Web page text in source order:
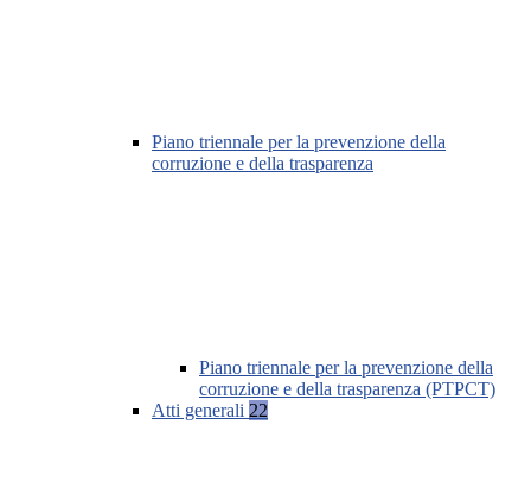
Piano triennale per la prevenzione della
corruzione e della trasparenza
Piano triennale per la prevenzione della
corruzione e della trasparenza (PTPCT)
Atti generali 22